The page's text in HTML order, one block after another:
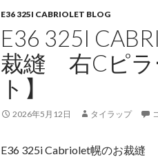
E36 325I CABRIOLET BLOG
E36 325I
裁縫 右Cピラ
ト】
2026年5月12日 タイラップ
E36 325i Cabriolet幌のお裁縫